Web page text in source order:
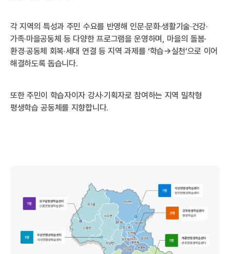
각 지역의 특성과 주민 수요를 반영해 인문·문화·생활기술·건강·
가족·마을공동체 등 다양한 프로그램을 운영하며, 마을의 돌봄·
환경·공동체 회복·세대 연결 등 지역 과제를 ‘학습→실천’으로 이어
해결하도록 돕습니다.
또한 주민이 학습자이자 강사·기획자로 참여하는 지역 밀착형
평생학습 공동체를 지향합니다.